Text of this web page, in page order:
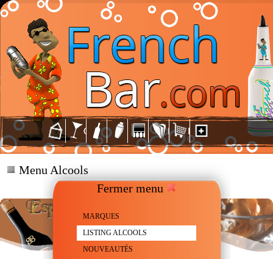
Fermer menu
MARQUES
LISTING ALCOOLS
NOUVEAUTÉS
Menu Alcools